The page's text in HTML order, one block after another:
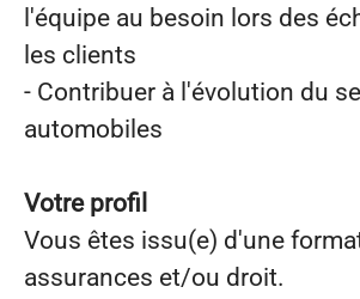
l'équipe au besoin lors des
les clients
- Contribuer à l'évolution du
automobiles
Votre profil
Vous êtes issu(e) d'une
assurances et/ou droit.